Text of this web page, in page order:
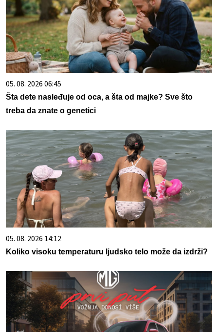
05. 08. 2026 06:45
Šta dete nasleđuje od oca, a šta od majke? Sve što
treba da znate o genetici
05. 08. 2026 14:12
Koliko visoku temperaturu ljudsko telo može da izdrži?